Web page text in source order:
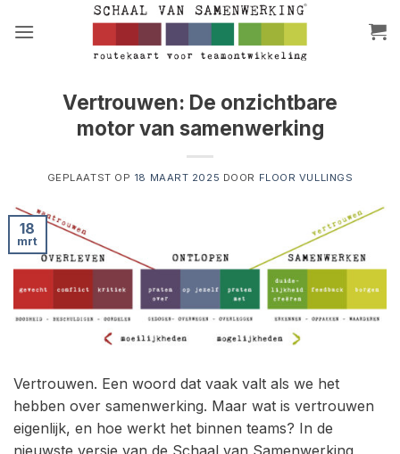
naar
Vertrouwen: De onzichtbare
motor van samenwerking
GEPLAATST OP 18 MAART 2025 DOOR FLOOR VULLINGS
18
mrt
Vertrouwen. Een woord dat vaak valt als we het
hebben over samenwerking. Maar wat is vertrouwen
eigenlijk, en hoe werkt het binnen teams? In de
nieuwste versie van de Schaal van Samenwerking